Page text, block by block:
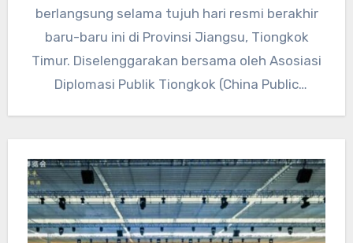
berlangsung selama tujuh hari resmi berakhir
baru-baru ini di Provinsi Jiangsu, Tiongkok
Timur. Diselenggarakan bersama oleh Asosiasi
Diplomasi Publik Tiongkok (China Public